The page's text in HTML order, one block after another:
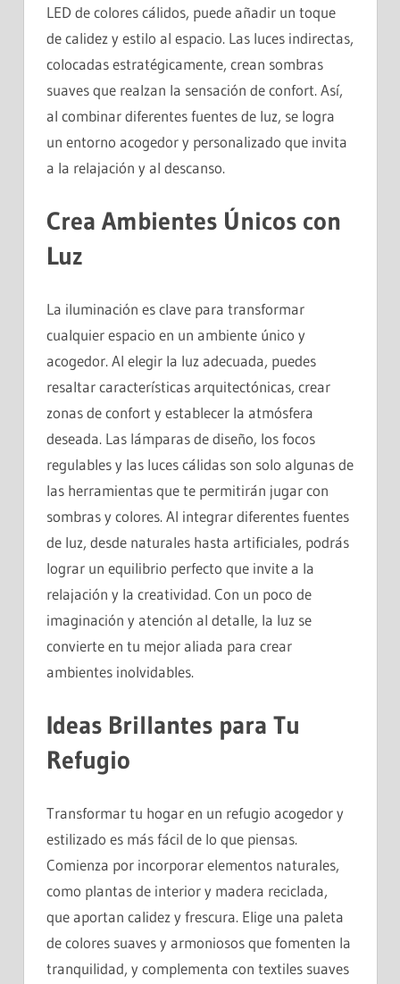
LED de colores cálidos, puede añadir un toque
de calidez y estilo al espacio. Las luces indirectas,
colocadas estratégicamente, crean sombras
suaves que realzan la sensación de confort. Así,
al combinar diferentes fuentes de luz, se logra
un entorno acogedor y personalizado que invita
a la relajación y al descanso.
Crea Ambientes Únicos con
Luz
La iluminación es clave para transformar
cualquier espacio en un ambiente único y
acogedor. Al elegir la luz adecuada, puedes
resaltar características arquitectónicas, crear
zonas de confort y establecer la atmósfera
deseada. Las lámparas de diseño, los focos
regulables y las luces cálidas son solo algunas de
las herramientas que te permitirán jugar con
sombras y colores. Al integrar diferentes fuentes
de luz, desde naturales hasta artificiales, podrás
lograr un equilibrio perfecto que invite a la
relajación y la creatividad. Con un poco de
imaginación y atención al detalle, la luz se
convierte en tu mejor aliada para crear
ambientes inolvidables.
Ideas Brillantes para Tu
Refugio
Transformar tu hogar en un refugio acogedor y
estilizado es más fácil de lo que piensas.
Comienza por incorporar elementos naturales,
como plantas de interior y madera reciclada,
que aportan calidez y frescura. Elige una paleta
de colores suaves y armoniosos que fomenten la
tranquilidad, y complementa con textiles suaves